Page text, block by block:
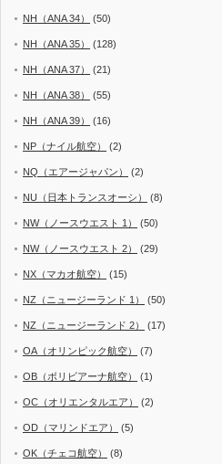
NH（ANA 34） (50)
NH（ANA 35） (128)
NH（ANA 37） (21)
NH（ANA 38） (55)
NH（ANA 39） (16)
NP（ナイル航空） (2)
NQ（エアージャパン） (2)
NU（日本トランスオーシ） (8)
NW（ノースウエスト 1） (50)
NW（ノースウエスト 2） (29)
NX（マカオ航空） (15)
NZ（ニュージーランド 1） (50)
NZ（ニュージーランド 2） (17)
OA（オリンピック航空） (7)
OB（ボリビアーナ航空） (1)
OC（オリエンタルエア） (2)
OD（マリンドエア） (5)
OK（チェコ航空） (8)